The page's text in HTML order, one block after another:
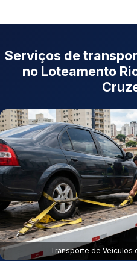
Serviços de
no Loteamento
Transporte de Veículos